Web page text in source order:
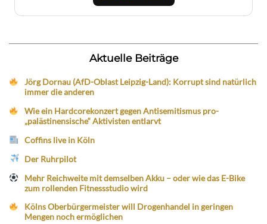
Aktuelle Beiträge
Jörg Dornau (AfD-Oblast Leipzig-Land): Korrupt sind natürlich
immer die anderen
Wie ein Hardcorekonzert gegen Antisemitismus pro-
„palästinensische“ Aktivisten entlarvt
Coffins live in Köln
Der Ruhrpilot
Mehr Reichweite mit demselben Akku – oder wie das E-Bike
zum rollenden Fitnessstudio wird
Kölns Oberbürgermeister will Drogenhandel in geringen
Mengen noch ermöglichen